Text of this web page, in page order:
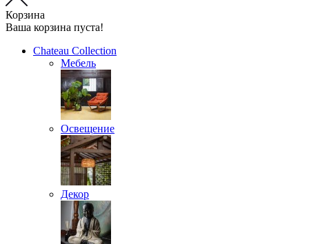
Корзина
Ваша корзина пуста!
Chateau Collection
Мебель
Освещение
Декор